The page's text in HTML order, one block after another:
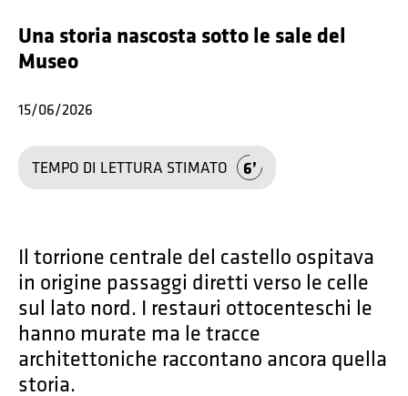
Una storia nascosta sotto le sale del
Museo
15/06/2026
TEMPO DI LETTURA STIMATO 6
Il torrione centrale del castello ospitava
in origine passaggi diretti verso le celle
sul lato nord. I restauri ottocenteschi le
hanno murate ma le tracce
architettoniche raccontano ancora quella
storia.